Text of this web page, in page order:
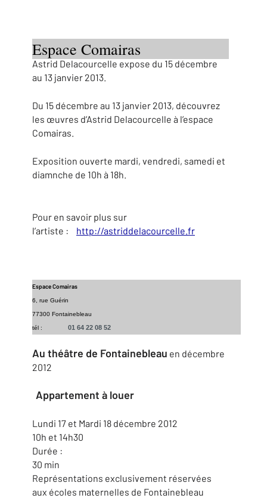
Espace Comairas
Astrid Delacourcelle expose du 15 décembre
au 13 janvier 2013.
Du 15 décembre au 13 janvier 2013, découvrez
les œuvres d’Astrid Delacourcelle à l’espace
Comairas.
Exposition ouverte mardi, vendredi, samedi et
diamnche de 10h à 18h.
Pour en savoir plus sur
l’artiste :
http://astriddelacourcelle.fr
Espace Comairas
6, rue Guérin
77300 Fontainebleau
tél : 01 64 22 08 52
Au théâtre de Fontainebleau en décembre
2012
Appartement à louer
Lundi 17 et Mardi 18 décembre 2012
10h et 14h30
Durée :
30 min
Représentations exclusivement réservées
aux écoles maternelles de Fontainebleau